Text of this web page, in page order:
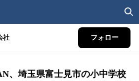
社 フォロー
、埼玉県富士見市の小中学校